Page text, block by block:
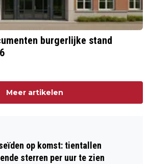
burgerlijke stand
Meer artikelen
op komst: tientallen
sterren per uur te zien